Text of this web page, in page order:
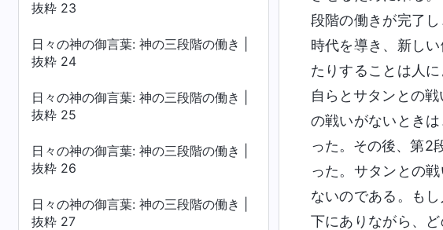
抜粋 23
日々の神の御言葉: 神の三段階の働き |
抜粋 24
日々の神の御言葉: 神の三段階の働き |
抜粋 25
日々の神の御言葉: 神の三段階の働き |
抜粋 26
日々の神の御言葉: 神の三段階の働き |
抜粋 27
段階の働きが完了
時代を導き、新し
たりすることは人
自らとサタンとの
の戦いがないとき
った。その後、第2
った。サタンとの
ないのである。も
下にありながら、